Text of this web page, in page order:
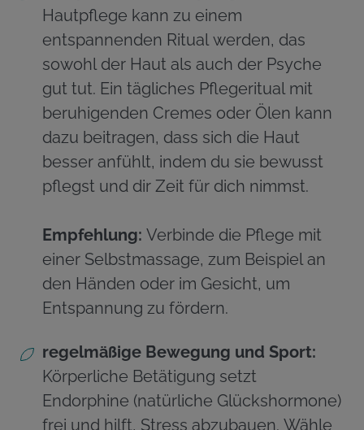
Hautpflege kann zu einem
entspannenden Ritual werden, das
sowohl der Haut als auch der Psyche
gut tut. Ein tägliches Pflegeritual mit
beruhigenden Cremes oder Ölen kann
dazu beitragen, dass sich die Haut
besser anfühlt, indem du sie bewusst
pflegst und dir Zeit für dich nimmst.
Empfehlung: Verbinde die Pflege mit
einer Selbstmassage, zum Beispiel an
den Händen oder im Gesicht, um
Entspannung zu fördern.
regelmäßige Bewegung und Sport:
Körperliche Betätigung setzt
Endorphine (natürliche Glückshormone)
frei und hilft, Stress abzubauen. Wähle